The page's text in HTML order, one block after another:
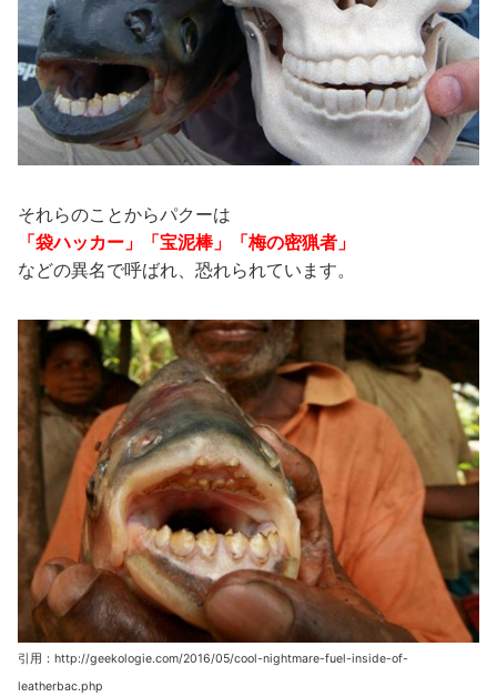
それらのことからパクーは
「袋ハッカー」「宝泥棒」「梅の密猟者」
などの異名で呼ばれ、恐れられています。
引用：http://geekologie.com/2016/05/cool-nightmare-fuel-inside-of-
leatherbac.php